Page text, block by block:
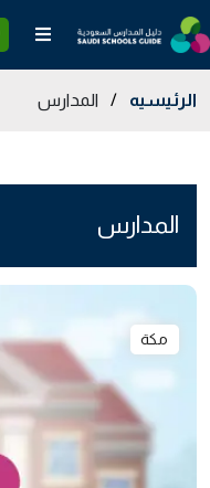
الرئيسيه / المدارس
المدارس
مكة